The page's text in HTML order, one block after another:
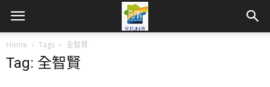
Home Tags 全智賢
Tag: 全智賢